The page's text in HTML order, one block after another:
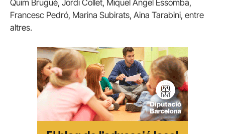
Quim Brugué, Jordi Collet, Miquel Àngel Essomba,
Francesc Pedró, Marina Subirats, Aina Tarabini, entre
altres.